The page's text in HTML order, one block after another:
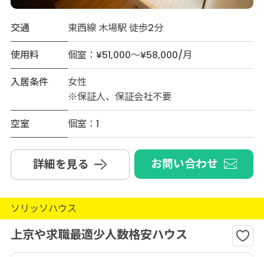
交通
東西線 木場駅 徒歩2分
使用料
個室：¥51,000～¥58,000/月
入居条件
女性
※保証人、保証会社不要
空室
個室：1
詳細を見る お問い合わせ
ソリッソハウス
上京や求職最適少人数格安ハウス